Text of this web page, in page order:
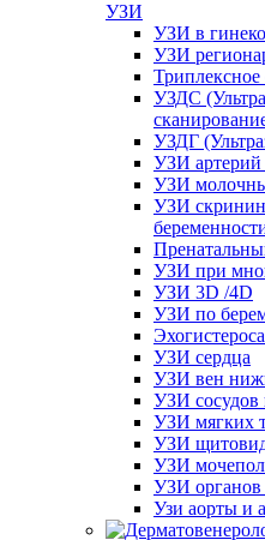
УЗИ
УЗИ в
УЗИ
Триплексное
УЗДС
УЗДГ
УЗИ артерий
УЗИ
УЗИ
УЗИ при
УЗИ 3D /4D
УЗИ по
УЗИ сердца
УЗИ вен
УЗИ
УЗИ мягких
УЗИ
УЗИ
УЗИ
Узи аорты и